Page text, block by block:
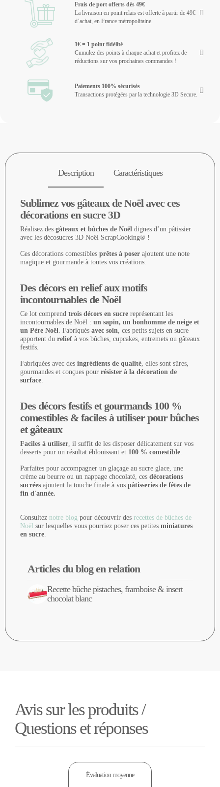
Frais de port offerts dès 49€
La livraison en point relais est offerte à partir de 49€
d’achat, en France métropolitaine.
1€ = 1 point fidélité
Cumulez des points à chaque achat et profitez de
réductions sur vos prochaines commandes !
Paiements 100% sécurisés
Transactions protégées par la technologie 3D Secure.
Description Caractéristiques
Sublimez vos gâteaux de Noël avec ces
décorations en sucre 3D
Réalisez des gâteaux et bûches de Noël dignes d’un pâtissier
avec les décosucres 3D Noël ScrapCooking® !
Ces décorations comestibles prêtes à poser ajoutent une note
magique et gourmande à toutes vos créations.
Des décors en relief aux motifs
incontournables de Noël
Ce lot comprend trois décors en sucre représentant les
incontournables de Noël : un sapin, un bonhomme de neige et
un Père Noël . Fabriqués avec soin , ces petits sujets en sucre
apportent du relief à vos bûches, cupcakes, entremets ou gâteaux
festifs.
Fabriquées avec des ingrédients de qualité , elles sont sûres,
gourmandes et conçues pour résister à la décoration de
surface
Des décors festifs et gourmands 100 %
comestibles & faciles à utiliser pour bûches
et gâteaux
Faciles à utiliser , il suffit de les disposer délicatement sur vos
desserts pour un résultat éblouissant et 100 % comestible
Parfaites pour accompagner un glaçage au sucre glace, une
crème au beurre ou un nappage chocolaté, ces décorations
sucrées ajoutent la touche finale à vos pâtisseries de fêtes de
fin d'année.
Consultez notre blog pour découvrir des recettes de bûches de
Noël sur lesquelles vous pourriez poser ces petites miniatures
en sucre
Articles du blog en relation
Recette bûche pistaches, framboise & insert
chocolat blanc
Avis sur les produits /
Questions et réponses
Évaluation moyenne